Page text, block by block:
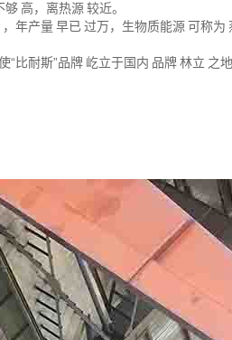
够高，离热源较近。
，年产量早已过万，生物质能源可称为
“ 比耐斯”品牌 屹立于国内 品牌林立 之地